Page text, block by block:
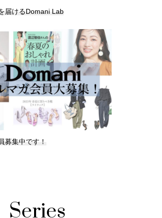
届けるDomani Lab
募集中です！
Series